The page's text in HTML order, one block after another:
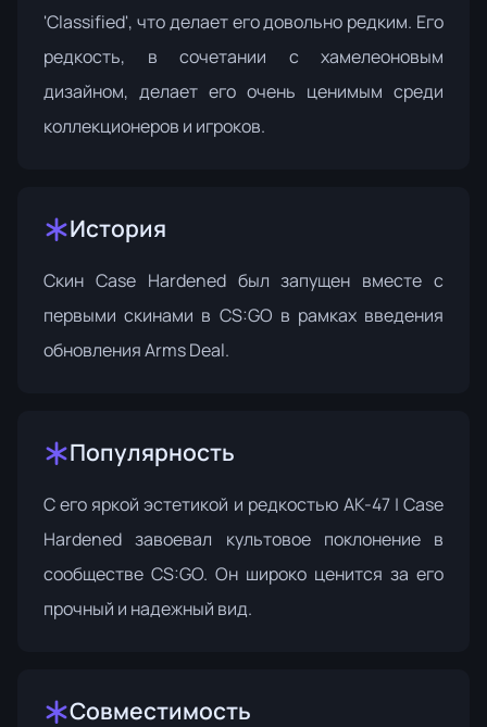
'Classified', что делает его довольно редким. Его
редкость, в сочетании с хамелеоновым
дизайном, делает его очень ценимым среди
коллекционеров и игроков.
История
Скин Case Hardened был запущен вместе с
первыми скинами в CS:GO в рамках введения
обновления Arms Deal.
Популярность
С его яркой эстетикой и редкостью AK-47 | Case
Hardened завоевал культовое поклонение в
сообществе CS:GO. Он широко ценится за его
прочный и надежный вид.
Совместимость